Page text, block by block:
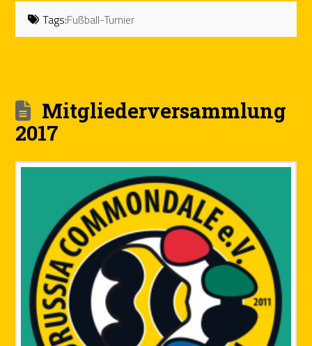
Tags:Fußball-Turnier
Mitgliederversammlung
2017